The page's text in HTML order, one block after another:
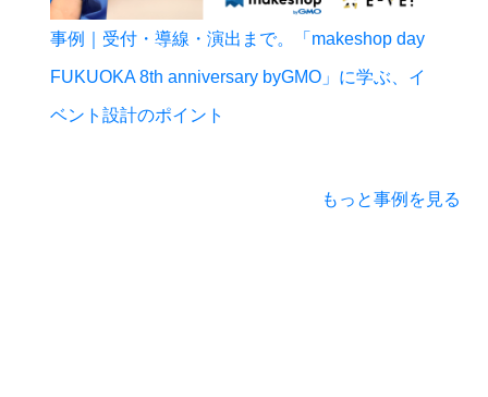
事例｜受付・導線・演出まで。「makeshop day
FUKUOKA 8th anniversary byGMO」に学ぶ、イ
ベント設計のポイント
もっと事例を見る